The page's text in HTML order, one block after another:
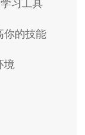
习工具
你的技能
境